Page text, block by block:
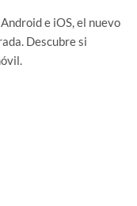
e iOS, el nuevo
Descubre si